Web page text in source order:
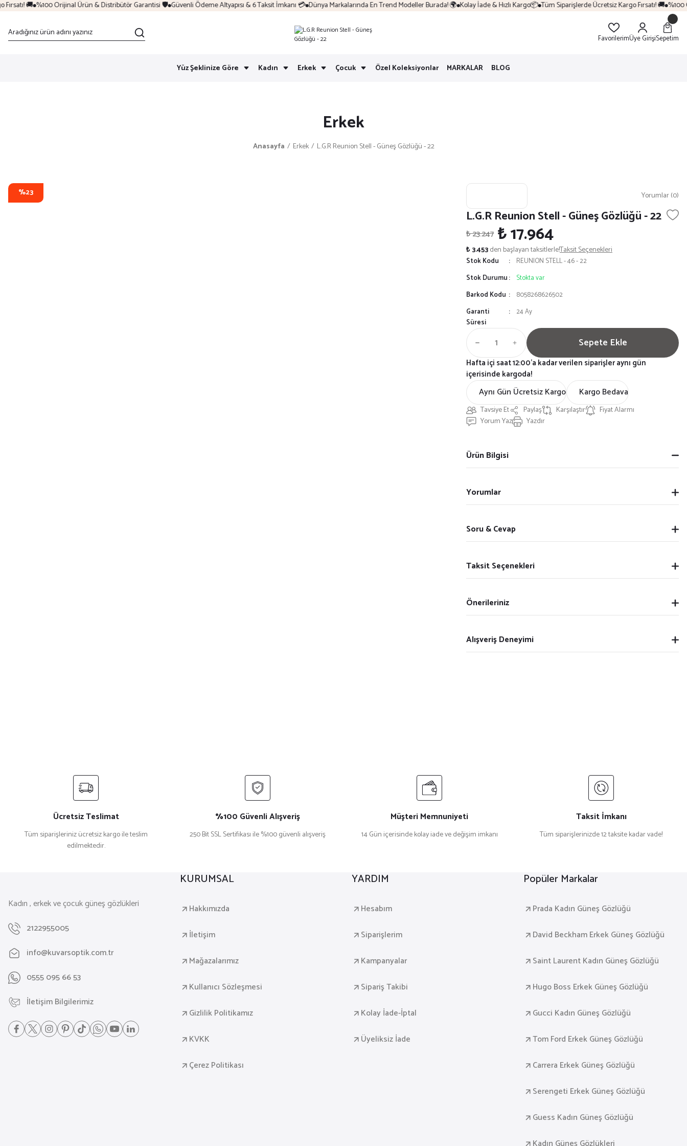
🚚 %100 Orijinal Ürün & Distribütör Garantisi 🛡️ Güvenli Ödeme Altyapısı & 6 Taksit İmkanı 💳 Dünya Markalarında En Trend Modeller Burada! 🌍 Kolay İade & Hızlı Kargo📦 Tüm Siparişlerde Ücretsiz Kargo Fırsatı! 🚚 %100
FavorilerimÜye GirişiSepetim
Yüz Şeklinize Göre Kadın Erkek Çocuk Özel Koleksiyonlar MARKALAR BLOG
Erkek
Anasayfa Erkek L.G.R Reunion Stell - Güneş Gözlüğü - 22
%23 Yorumlar (0)
L.G.R Reunion Stell - Güneş Gözlüğü - 22
₺ 23.247 ₺ 17.964
₺ 3.453den başlayan taksitlerle!Taksit Seçenekleri
Stok Kodu
REUNION STELL - 46 - 22
Stok Durumu
Stokta var
Barkod Kodu
8058268626502
Garanti
Süresi
24 Ay
Sepete Ekle
Aynı Gün Ücretsiz Kargo Kargo Bedava
Tavsiye Et Paylaş Karşılaştır
Fiyat Alarmı
Yorum Yaz
Yazdır
Hafta içi saat 12:00'a kadar verilen siparişler aynı gün
içerisinde kargoda!
Ürün Bilgisi
Yorumlar
Soru & Cevap
Taksit Seçenekleri
Önerileriniz
Alışveriş Deneyimi
Ücretsiz Teslimat
Tüm siparişleriniz ücretsiz kargo ile teslim
edilmektedir.
%100 Güvenli Alışveriş
250 Bit SSL Sertifikası ile %100 güvenli alışveriş
Müşteri Memnuniyeti
14 Gün içerisinde kolay iade ve değişim imkanı
Taksit İmkanı
Tüm siparişlerinizde 12 taksite kadar vade!
Kadın , erkek ve çocuk güneş gözlükleri
2122955005
info@kuvarsoptik.com.tr
0555 095 66 53
İletişim Bilgilerimiz
KURUMSAL
Hakkımızda
İletişim
Mağazalarımız
Kullanıcı Sözleşmesi
Gizlilik Politikamız
KVKK
Çerez Politikası
YARDIM
Hesabım
Siparişlerim
Kampanyalar
Sipariş Takibi
Kolay İade-İptal
Üyeliksiz İade
Popüler Markalar
Prada Kadın Güneş Gözlüğü
David Beckham Erkek Güneş Gözlüğü
Saint Laurent Kadın Güneş Gözlüğü
Hugo Boss Erkek Güneş Gözlüğü
Gucci Kadın Güneş Gözlüğü
Tom Ford Erkek Güneş Gözlüğü
Carrera Erkek Güneş Gözlüğü
Serengeti Erkek Güneş Gözlüğü
Guess Kadın Güneş Gözlüğü